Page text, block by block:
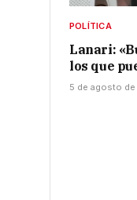
POLÍTICA
Lanari:
los que
5 de agosto